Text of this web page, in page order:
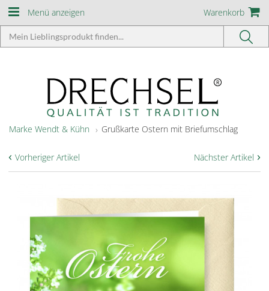
Menü anzeigen Warenkorb
Marke Wendt & Kühn Grußkarte Ostern mit Briefumschlag
Nächster Artikel ›
‹ Vorheriger Artikel